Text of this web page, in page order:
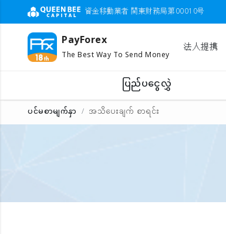
資金移動業者 関東財務局第00010号
PayForex
The Best Way To Send Money 法人提携
ပြည်ပငွေလွှဲ
ပင်မစာမျက်နှာ အသိပေးချက် စာရင်း